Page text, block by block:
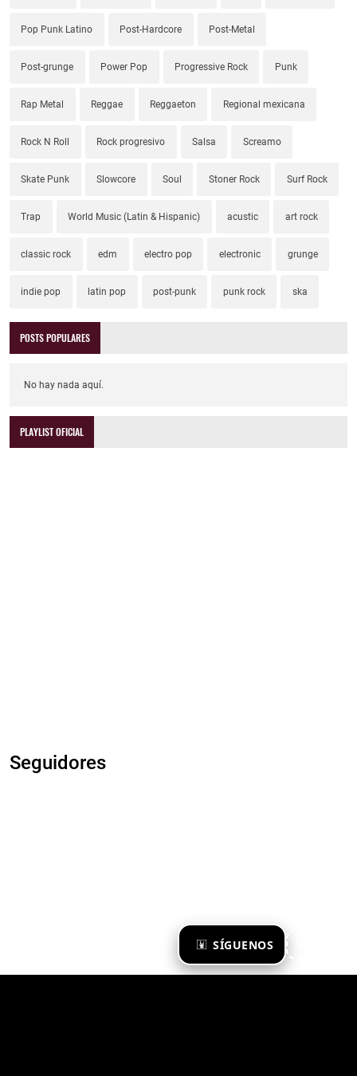
SÍGUENOS
Pop Punk Latino Post-Hardcore Post-Metal
Post-grunge Power Pop Progressive Rock Punk
Rap Metal Reggae Reggaeton Regional mexicana
Rock N Roll Rock progresivo Salsa Screamo
Skate Punk Slowcore Soul Stoner Rock Surf Rock
Trap World Music (Latin & Hispanic) acustic art rock
classic rock edm electro pop electronic grunge
indie pop latin pop post-punk punk rock ska
POSTS POPULARES
No hay nada aquí.
PLAYLIST OFICIAL
Seguidores